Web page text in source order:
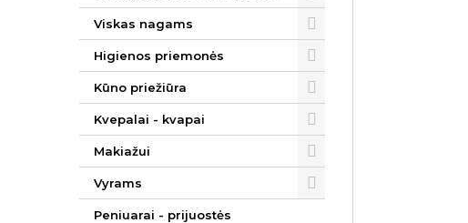
Viskas nagams
Higienos priemonės
Kūno priežiūra
Kvepalai - kvapai
Makiažui
Vyrams
Peniuarai - prijuostės